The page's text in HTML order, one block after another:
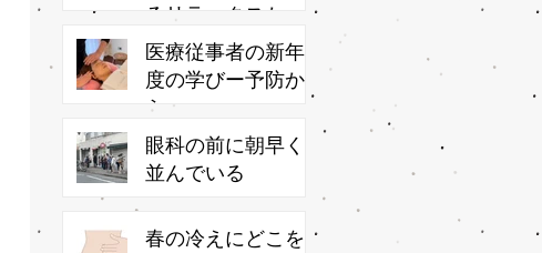
るリラックスかっ
さ
医療従事者の新年
度の学びー予防か
ら
眼科の前に朝早く
並んでいる
春の冷えにどこを